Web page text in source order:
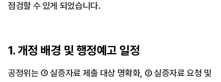
점검할 수 있게 되었습니다.
1. 개정 배경 및 행정예고 일정
공정위는 ① 실증자료 제출 대상 명확화, ② 실증자료 요청 및